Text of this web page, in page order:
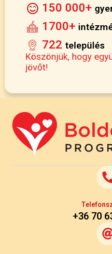
150 000+
1700+
722 település
Köszönjük, hogy
jövőt!
+36 70